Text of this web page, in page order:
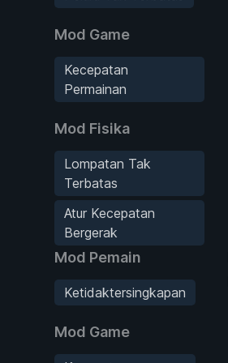
Mod Game
Kecepatan
Permainan
Mod Fisika
Lompatan Tak
Terbatas
Atur Kecepatan
Bergerak
Mod Pemain
Ketidaktersingkapan
Mod Game